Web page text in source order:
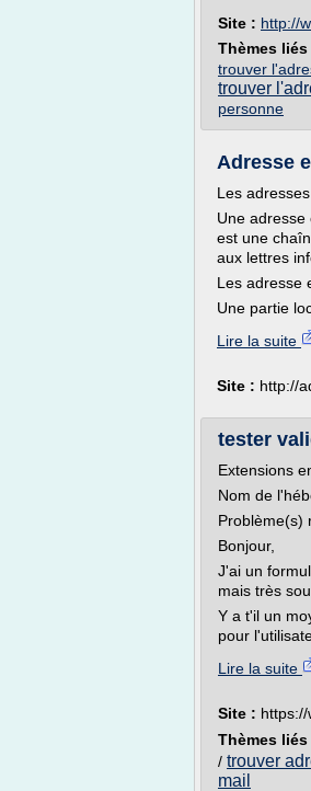
Site : http://
Thèmes liés
trouver
trouver
personne
Adresse
Les
Une
est une
aux lettres
Les adresse
Une partie
Lire la suite
Site : http://
tester
Extensions
Nom de
Problème(s)
Bonjour,
J'ai un
mais très
Y a t'il un
pour
Lire la suite
Site :
Thèmes liés
/ trouver
mail